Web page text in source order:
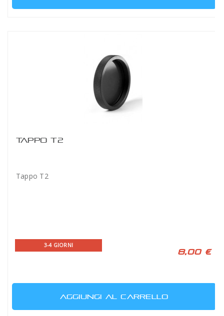
TAPPO T2
Tappo T2
3-4 GIORNI
8,00 €
AGGIUNGI AL CARRELLO